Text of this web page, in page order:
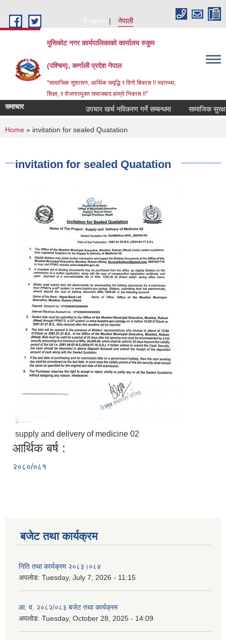
English
नेपाली
मुसिकोट नगर कार्यपालिकाको कार्यालय रुकुम
(पश्चिम), कर्णाली प्रदेश नेपाल
"सामाजिक सुशासन, आर्थिक समृद्धि र दिगो बिकास !! स्वास्थ्य,
शिक्षा, र रोजगारयुक्त समाजबाद हाम्रो निकास !!"
समाचार उपचार खर्च नविकरण गर्ने सम्बन्धमा
You are here
Home » invitation for sealed Quatation
invitation for sealed Quatation
supply and delivery of medicine 02
आर्थिक बर्ष :
२०८०/०८१
बजेट तथा कार्यक्रम
निति तथा कार्यक्रम २०८३।०८४
अपलोड: Tuesday, July 7, 2026 - 11:15
आ. व. २०८२/०८३ बजेट तथा कार्यक्रम
अपलोड: Tuesday, October 28, 2025 - 14:09